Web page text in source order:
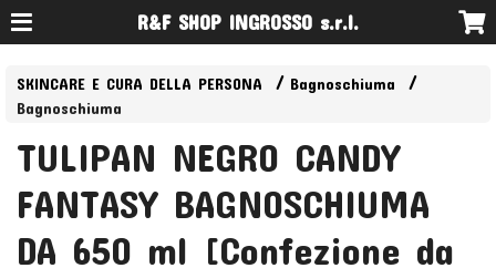
R&F SHOP INGROSSO s.r.l.
SKINCARE E CURA DELLA PERSONA
Bagnoschiuma
Bagnoschiuma
TULIPAN NEGRO CANDY
FANTASY BAGNOSCHIUMA
DA 650 ml [Confezione da